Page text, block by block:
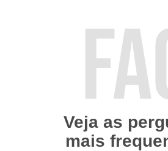
Veja as
mais